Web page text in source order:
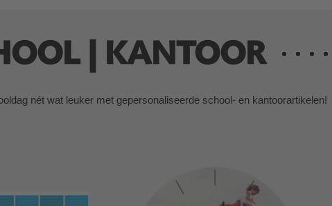
| KANTOOR
nét wat leuker met gepersonaliseerde school- en kantoorartikelen!